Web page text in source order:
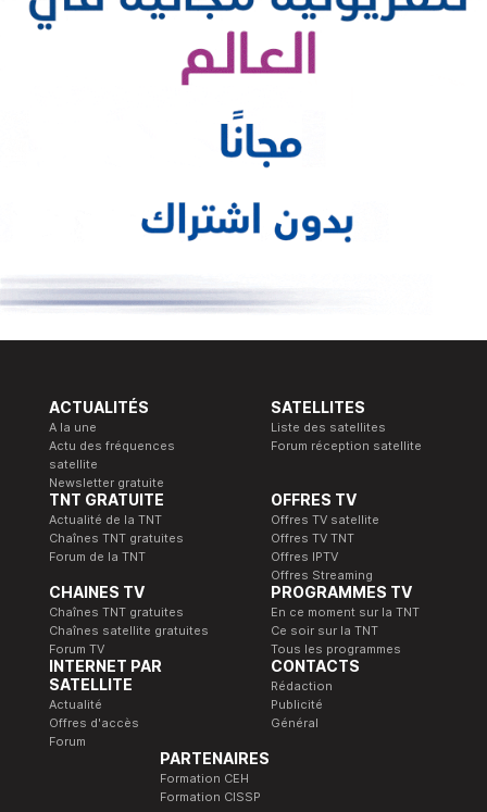
ACTUALITÉS
A la une
Actu des fréquences
satellite
Newsletter gratuite
SATELLITES
Liste des satellites
Forum réception satellite
TNT GRATUITE
Actualité de la TNT
Chaînes TNT gratuites
Forum de la TNT
OFFRES TV
Offres TV satellite
Offres TV TNT
Offres IPTV
Offres Streaming
CHAINES TV
Chaînes TNT gratuites
Chaînes satellite gratuites
Forum TV
PROGRAMMES TV
En ce moment sur la TNT
Ce soir sur la TNT
Tous les programmes
INTERNET PAR
SATELLITE
Actualité
Offres d'accès
Forum
CONTACTS
Rédaction
Publicité
Général
PARTENAIRES
Formation CEH
Formation CISSP